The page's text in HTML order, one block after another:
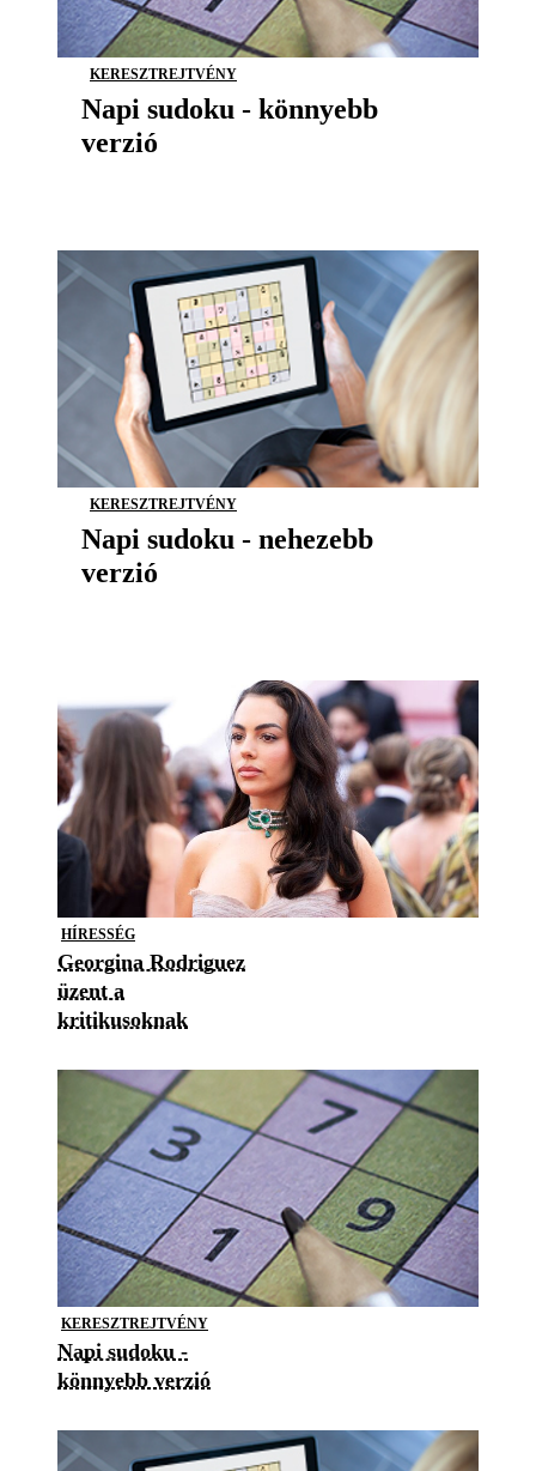
KERESZTREJTVÉNY
Napi sudoku - könnyebb
verzió
KERESZTREJTVÉNY
Napi sudoku - nehezebb
verzió
HÍRESSÉG
Georgina Rodriguez
üzent a
kritikusoknak
KERESZTREJTVÉNY
Napi sudoku -
könnyebb verzió